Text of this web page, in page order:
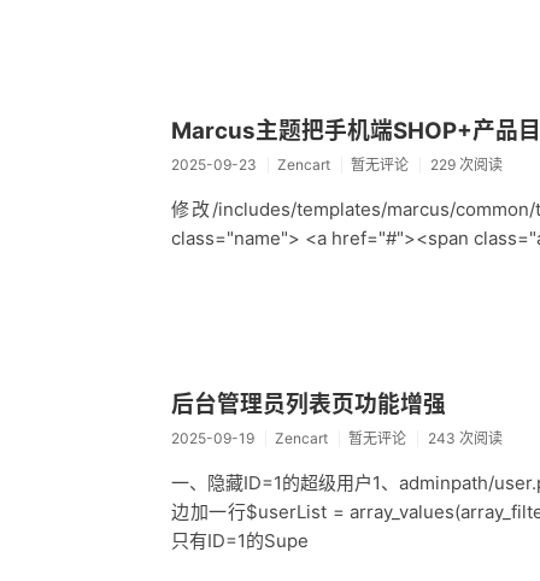
Marcus主题把手机端SHOP+产品
2025-09-23 Zencart 暂无评论 229 次阅读
修改/includes/templates/marcus/
class="name"> <a href="#"><span
后台管理员列表页功能增强
2025-09-19 Zencart 暂无评论 243 次阅读
一、隐藏ID=1的超级用户1、adminpath/
边加一行$userList =
只有ID=1的Supe